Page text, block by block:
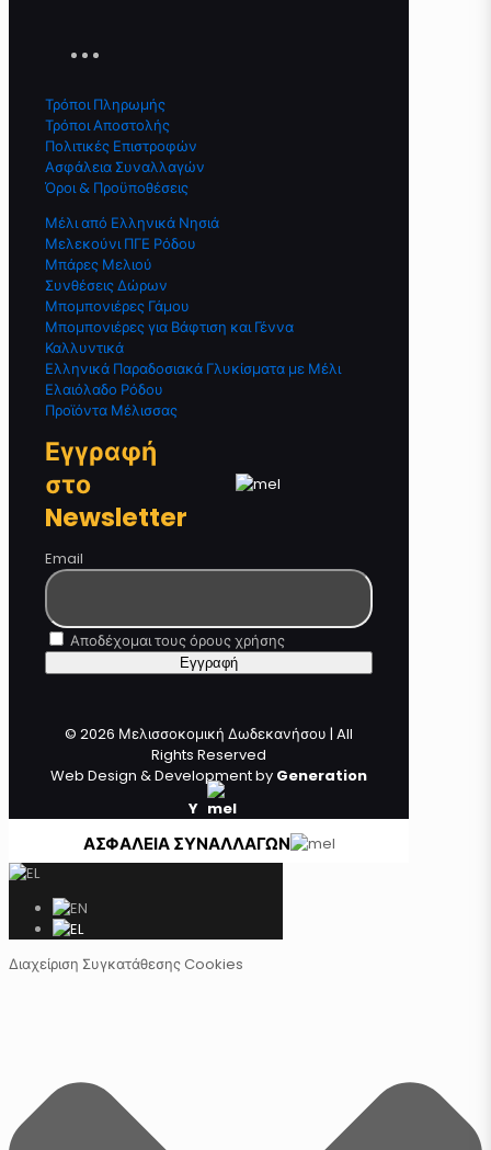
Τρόποι Πληρωμής
Τρόποι Αποστολής
Πολιτικές Επιστροφών
Ασφάλεια Συναλλαγών
Όροι & Προϋποθέσεις
Μέλι από Ελληνικά Νησιά
Μελεκούνι ΠΓΕ Ρόδου
Μπάρες Μελιού
Συνθέσεις Δώρων
Μπομπονιέρες Γάμου
Μπομπονιέρες για Βάφτιση και Γέννα
Καλλυντικά
Ελληνικά Παραδοσιακά Γλυκίσματα με Μέλι
Ελαιόλαδο Ρόδου
Προϊόντα Μέλισσας
Εγγραφή
στο
Newsletter
Email
Αποδέχομαι τους όρους χρήσης
© 2026 Μελισσοκομική Δωδεκανήσου | All
Rights Reserved
Web Design & Development by Generation
Y
ΑΣΦΑΛΕΙΑ ΣΥΝΑΛΛΑΓΩΝ
Διαχείριση Συγκατάθεσης Cookies